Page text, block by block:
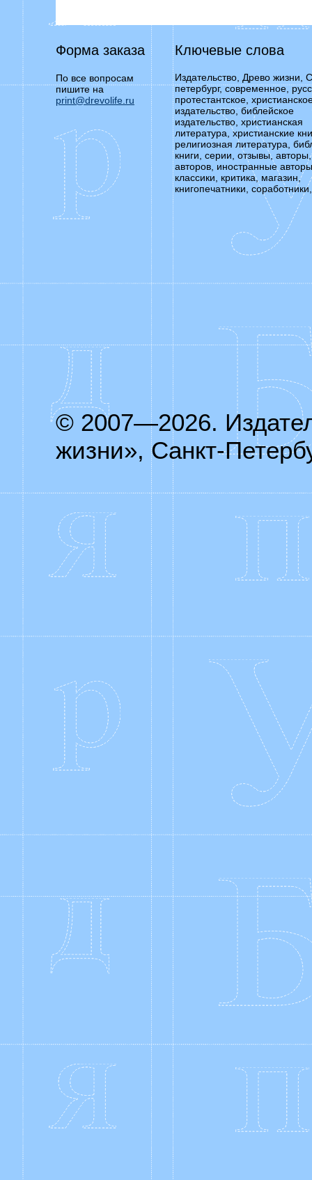
Форма заказа
По все вопросам
пишите на
print@drevolife.ru
Ключевые слова
Издательство, Древо жизни,
петербург, современное,
протестантское,
издательство, библейское
издательство, христианская
литература, христианские
религиозная литература,
книги, серии, отзывы,
авторов, иностранные
классики, критика, магазин,
книгопечатники,
© 2007—2026.
жизни», Санкт-